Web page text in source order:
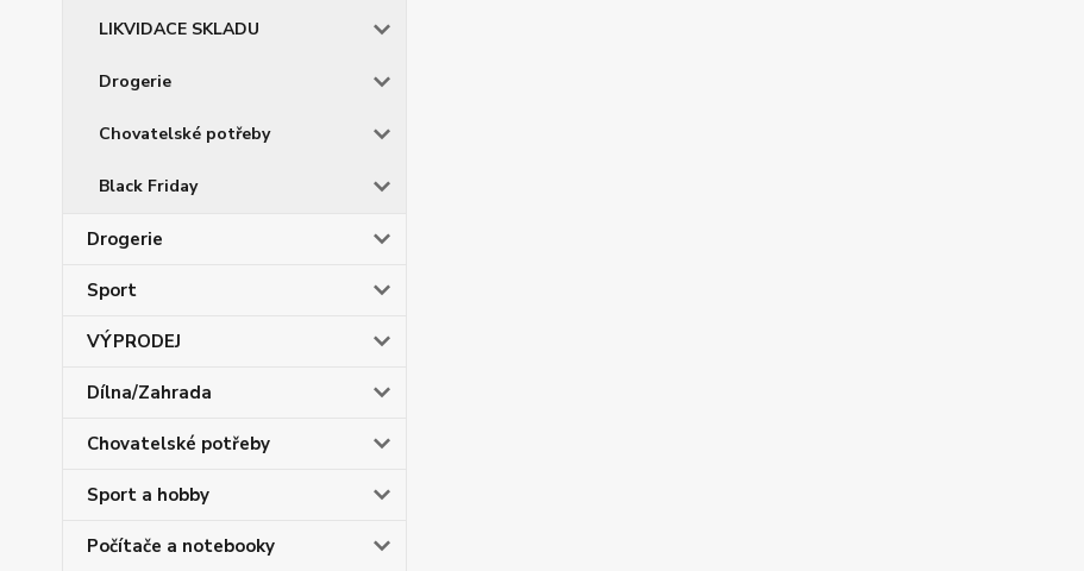
LIKVIDACE SKLADU
Drogerie
Chovatelské potřeby
Black Friday
Drogerie
Sport
VÝPRODEJ
Dílna/Zahrada
Chovatelské potřeby
Sport a hobby
Počítače a notebooky